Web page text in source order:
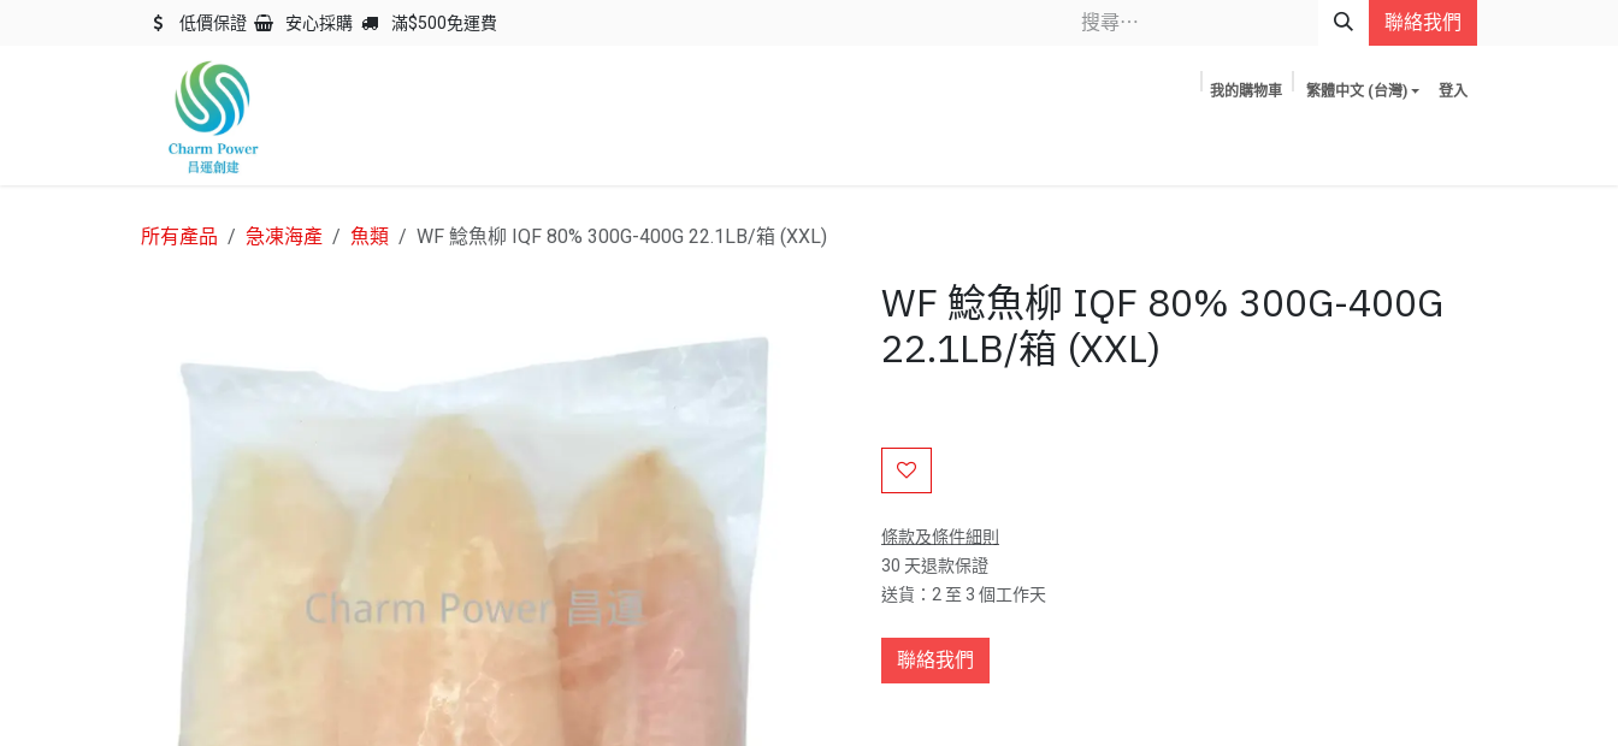
低價保證 安心採購 滿$500免運費 聯絡我們
我的購物車 繁體中文 (台灣) 登入
所有產品 急凍海產 魚類 WF 鯰魚柳 IQF 80% 300G-400G 22.1LB/箱 (XXL)
WF 鯰魚柳 IQF 80% 300G-400G
22.1LB/箱 (XXL)
條款及條件細則
30 天退款保證
送貨：2 至 3 個工作天
聯絡我們